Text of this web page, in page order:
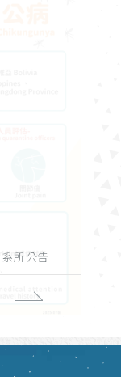
系所公告
教
課務公告
報名
學術活動
校外活動
校內活動
暑期
習與徵才
學
學金公告
林珊
榮譽榜
招生公告